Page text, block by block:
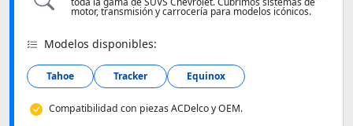
motor, transmisión y carrocería para modelos icónicos.
Modelos disponibles:
Tahoe Tracker Equinox
Compatibilidad con piezas ACDelco y OEM.